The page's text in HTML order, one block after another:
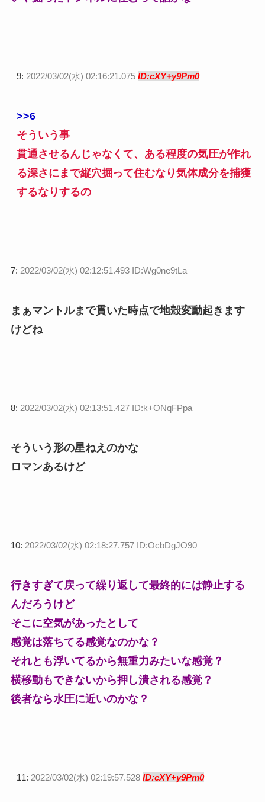
9: 2022/03/02(水) 02:16:21.075 ID:cXY+y9Pm0
>>6
そういう事
貫通させるんじゃなくて、ある程度の気圧が作れ
る深さにまで縦穴掘って住むなり気体成分を捕獲
するなりするの
7: 2022/03/02(水) 02:12:51.493 ID:Wg0ne9tLa
まぁマントルまで貫いた時点で地殻変動起きます
けどね
8: 2022/03/02(水) 02:13:51.427 ID:k+ONqFPpa
そういう形の星ねえのかな
ロマンあるけど
10: 2022/03/02(水) 02:18:27.757 ID:OcbDgJO90
行きすぎて戻って繰り返して最終的には静止する
んだろうけど
そこに空気があったとして
感覚は落ちてる感覚なのかな？
それとも浮いてるから無重力みたいな感覚？
横移動もできないから押し潰される感覚？
後者なら水圧に近いのかな？
11: 2022/03/02(水) 02:19:57.528 ID:cXY+y9Pm0